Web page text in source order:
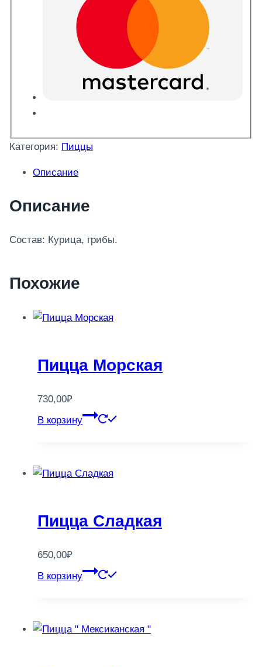
Категория: Пиццы
Описание
Описание
Состав: Курица, грибы.
Похожие
Пицца Морская
730,00₽
В корзину
Пицца Сладкая
650,00₽
В корзину